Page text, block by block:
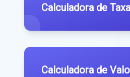
Calculadora de
Calculadora de